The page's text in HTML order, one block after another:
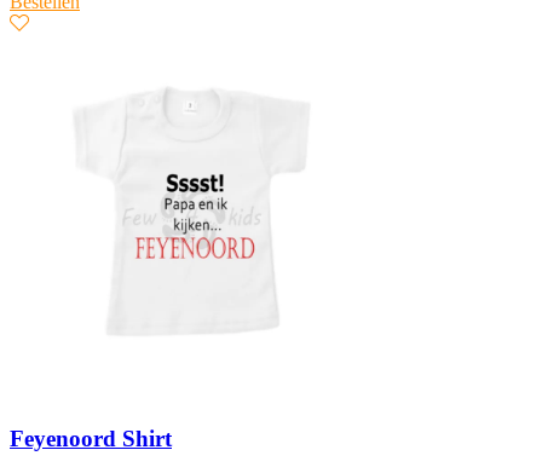
Feyenoord Shirt